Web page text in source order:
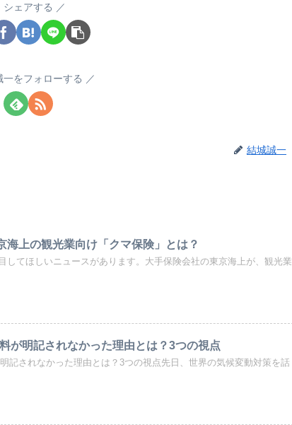
シェアする
一をフォローする
結城誠一
海上の観光業向け「クマ保険」とは？
してほしいニュースがあります。大手保険会社の東京海上が、観光業
が明記されなかった理由とは？3つの視点
記されなかった理由とは？3つの視点先日、世界の気候変動対策を話